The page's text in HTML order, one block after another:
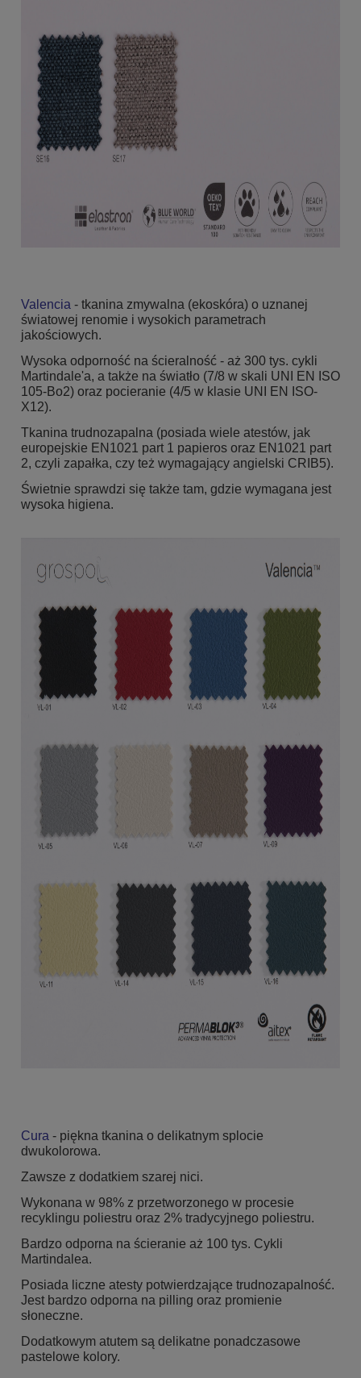
Valencia - tkanina zmywalna (ekoskóra) o uznanej
światowej renomie i wysokich parametrach
jakościowych.
Wysoka odporność na ścieralność - aż 300 tys. cykli
Martindale'a, a także na światło (7/8 w skali UNI EN ISO
105-Bo2) oraz pocieranie (4/5 w klasie UNI EN ISO-
X12).
Tkanina trudnozapalna (posiada wiele atestów, jak
europejskie EN1021 part 1 papieros oraz EN1021 part
2, czyli zapałka, czy też wymagający angielski CRIB5).
Świetnie sprawdzi się także tam, gdzie wymagana jest
wysoka higiena.
Cura - piękna tkanina o delikatnym splocie
dwukolorowa.
Zawsze z dodatkiem szarej nici.
Wykonana w 98% z przetworzonego w procesie
recyklingu poliestru oraz 2% tradycyjnego poliestru.
Bardzo odporna na ścieranie aż 100 tys. Cykli
Martindalea.
Posiada liczne atesty potwierdzające trudnozapalność.
Jest bardzo odporna na pilling oraz promienie
słoneczne.
Dodatkowym atutem są delikatne ponadczasowe
pastelowe kolory.